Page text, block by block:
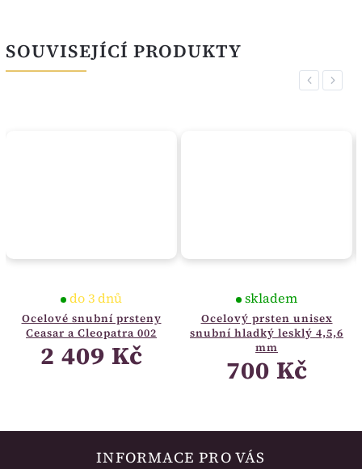
SOUVISEJÍCÍ PRODUKTY
Previous
Ocelové snubní prsteny
Ceasar a Cleopatra 002
do 3 dnů
2 409 Kč
Ocelový prsten unisex
snubní hladký lesklý 4,5,6
mm
skladem
700 Kč
Next
INFORMACE PRO VÁS